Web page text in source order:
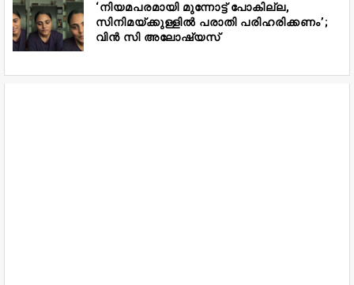
‘നിയമപരമായി മുന്നോട്ട് പോകില്ല,
സിനിമയ്ക്കുള്ളിൽ പരാതി പരിഹരിക്കണം’;
വിൻ സി അലോഷ്യസ്